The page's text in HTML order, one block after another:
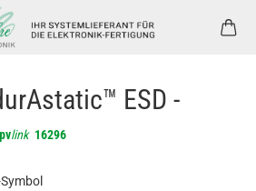
ESD -
link 16296